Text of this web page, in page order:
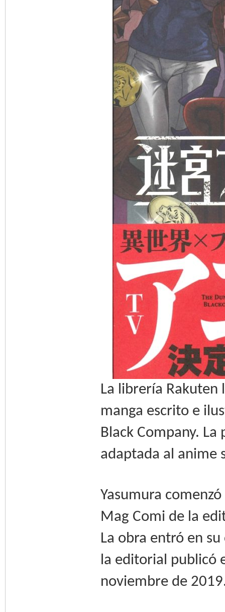
La librería
manga escrito e
Black Company.
adaptada al anime
Yasumura
Mag Comi de la
La obra entró en
la editorial publicó
noviembre de